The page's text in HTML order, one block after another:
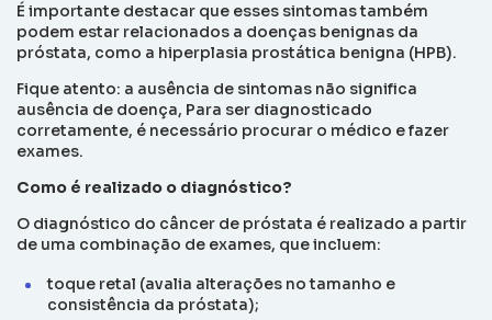
É importante destacar que esses sintomas também
podem estar relacionados a doenças benignas da
próstata, como a hiperplasia prostática benigna (HPB).
Fique atento: a ausência de sintomas não significa
ausência de doença, Para ser diagnosticado
corretamente, é necessário procurar o médico e fazer
exames.
Como é realizado o diagnóstico?
O diagnóstico do câncer de próstata é realizado a partir
de uma combinação de exames, que incluem:
toque retal (avalia alterações no tamanho e
consistência da próstata);